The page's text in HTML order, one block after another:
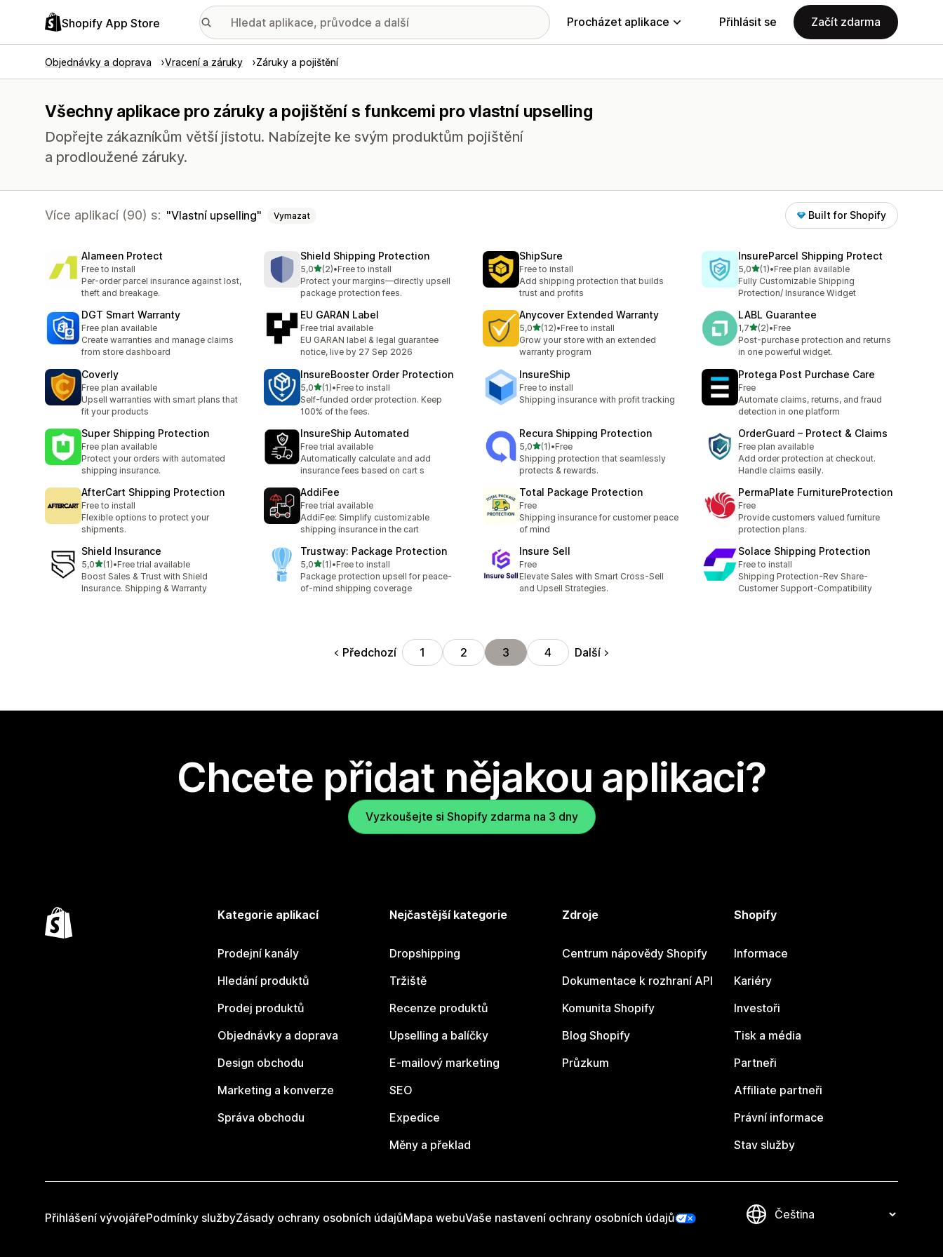
Shopify App Store Procházet aplikace Přihlásit se Začít zdarma
Objednávky a doprava Vracení a záruky Záruky a pojištění
Všechny aplikace pro záruky a pojištění s funkcemi pro vlastní upselling
Dopřejte zákazníkům větší jistotu. Nabízejte ke svým produktům pojištění
a prodloužené záruky.
Více aplikací (90) s: Vlastní upselling Vymazat Built for Shopify
Alameen Protect
Free to install
Per-order parcel insurance against lost,
theft and breakage.
Shield Shipping Protection
5,0z 5 hvězd
(2)
Celkový počet recenzí: 2
•Free to install
Protect your margins—directly upsell
package protection fees.
ShipSure
Free to install
Add shipping protection that builds
trust and profits
InsureParcel Shipping Protect
5,0z 5 hvězd
(1)
Celkový počet recenzí: 1
•Free plan available
Fully Customizable Shipping
Protection/ Insurance Widget
DGT Smart Warranty
Free plan available
Create warranties and manage claims
from store dashboard
EU GARAN Label
Free trial available
EU GARAN label & legal guarantee
notice, live by 27 Sep 2026
Anycover Extended Warranty
5,0z 5 hvězd
(12)
Celkový počet recenzí: 12
•Free to install
Grow your store with an extended
warranty program
LABL Guarantee
1,7z 5 hvězd
(2)
Celkový počet recenzí: 2
•Free
Post-purchase protection and returns
in one powerful widget.
Coverly
Free plan available
Upsell warranties with smart plans that
fit your products
InsureBooster Order Protection
5,0z 5 hvězd
(1)
Celkový počet recenzí: 1
•Free to install
Self-funded order protection. Keep
100% of the fees.
InsureShip
Free to install
Shipping insurance with profit tracking
Protega Post Purchase Care
Free
Automate claims, returns, and fraud
detection in one platform
Super Shipping Protection
Free plan available
Protect your orders with automated
shipping insurance.
InsureShip Automated
Free trial available
Automatically calculate and add
insurance fees based on cart s
Recura Shipping Protection
5,0z 5 hvězd
(1)
Celkový počet recenzí: 1
•Free
Shipping protection that seamlessly
protects & rewards.
OrderGuard – Protect & Claims
Free plan available
Add order protection at checkout.
Handle claims easily.
AfterCart Shipping Protection
Free to install
Flexible options to protect your
shipments.
AddiFee
Free trial available
AddiFee: Simplify customizable
shipping insurance in the cart
Total Package Protection
Free
Shipping insurance for customer peace
of mind
PermaPlate FurnitureProtection
Free
Provide customers valued furniture
protection plans.
Shield Insurance
5,0z 5 hvězd
(1)
Celkový počet recenzí: 1
•Free trial available
Boost Sales & Trust with Shield
Insurance. Shipping & Warranty
Trustway: Package Protection
5,0z 5 hvězd
(1)
Celkový počet recenzí: 1
•Free to install
Package protection upsell for peace-
of-mind shipping coverage
Insure Sell
Free
Elevate Sales with Smart Cross-Sell
and Upsell Strategies.
Solace Shipping Protection
Free to install
Shipping Protection-Rev Share-
Customer Support-Compatibility
Předchozí 1 2 3 4 Další
Chcete přidat nějakou aplikaci?
Vyzkoušejte si Shopify zdarma na 3 dny
Kategorie aplikací
Prodejní kanály
Hledání produktů
Prodej produktů
Objednávky a doprava
Design obchodu
Marketing a konverze
Správa obchodu
Nejčastější kategorie
Dropshipping
Tržiště
Recenze produktů
Upselling a balíčky
E-mailový marketing
SEO
Expedice
Měny a překlad
Zdroje
Centrum nápovědy Shopify
Dokumentace k rozhraní API
Komunita Shopify
Blog Shopify
Průzkum
Shopify
Informace
Kariéry
Investoři
Tisk a média
Partneři
Affiliate partneři
Právní informace
Stav služby
Přihlášení vývojářePodmínky službyZásady ochrany osobních údajůMapa webuVaše nastavení ochrany osobních údajů